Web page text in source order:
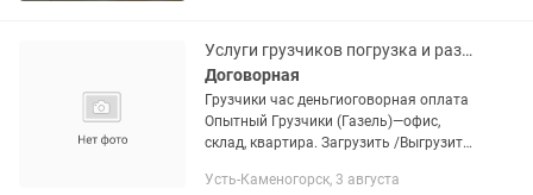
адреса)...
Услуги грузчиков погрузка и разгрузка строй материалов вынос мусора
Договорная
Грузчики час деньгиоговорная оплата
Опытный Грузчики (Газель)—офис,
склад, квартира. Загрузить /Выгрузить
Спустить: строй материал, дом вещи и.
Усть-Каменогорск, 3 августа